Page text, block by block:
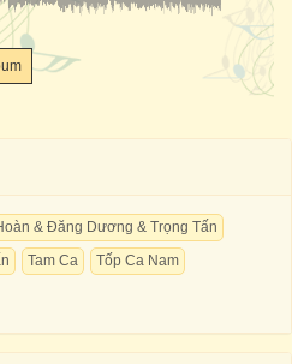
& Đăng Dương & Trọng Tấn
Tam Ca
Tốp Ca Nam